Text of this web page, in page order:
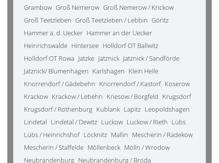
Grambow Groß Nemerow Groß Nemerow / Krickow
Groß Teetzleben Groß Teetzleben / Lebbin Göritz
Hammer a. d. Uecker Hammer an der Uecker
Heinrichswalde Hintersee Holldorf OT Ballwitz
Holldorf OT Rowa Jatzke Jatznick Jatznick / Sandförde
Jatznick/ Blumenhagen Karlshagen Klein Helle
Knorrendorf / Gädebehn Knorrendorf / Kastorf Koserow
Krackow Krackow / Lebehn Kriesow / Borgfeld Krugsdorf
Krugsdorf / Rothenburg Kublank Lapitz Leopoldshagen
Lindetal Lindetal / Dewitz Luckow Luckow / Rieth Lübs
Lübs / Heinrichshof Löcknitz Mallin Mescherin / Radekow
Mescherin / Staffelde Möllenbeck Mölln / Wrodow
Neubrandenburg Neubrandenburg / Broda